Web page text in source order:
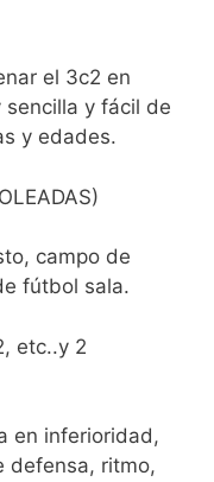
el 3c2 en
sencilla y fácil de
y edades.
campo de
fútbol sala.
etc..y 2
en inferioridad,
defensa, ritmo,